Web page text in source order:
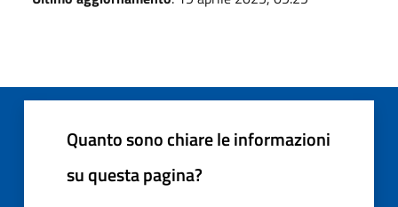
Quanto sono chiare le informazioni
su questa pagina?